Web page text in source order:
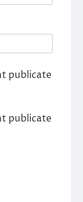
publicate
publicate